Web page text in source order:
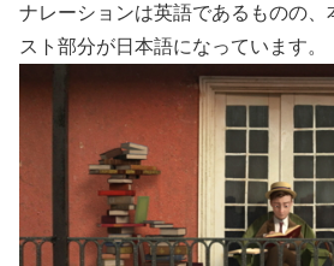
ナレーションは英語であるものの、
スト部分が日本語になっています。